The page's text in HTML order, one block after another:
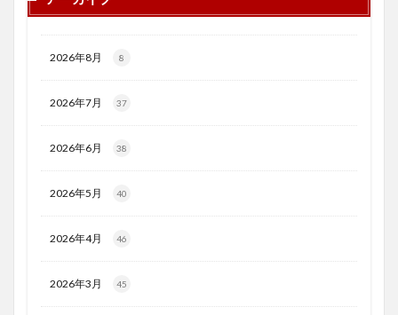
2026年8月 8
2026年7月 37
2026年6月 38
2026年5月 40
2026年4月 46
2026年3月 45